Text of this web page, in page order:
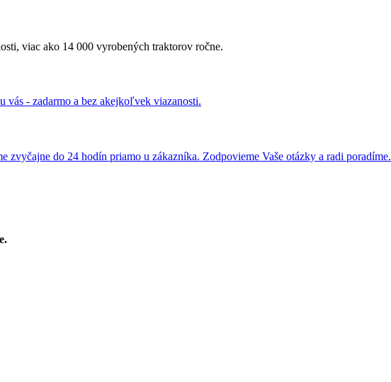
viac ako 14 000 vyrobených traktorov ročne.
- zadarmo a bez akejkoľvek viazanosti.
zvyčajne do 24 hodín priamo u zákazníka. Zodpovieme Vaše otázky a radi poradíme.